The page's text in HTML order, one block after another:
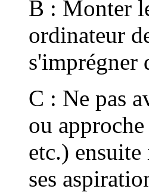
B : Monter
ordinateur
s'imprégner
C : Ne pas
ou
etc.)
ses